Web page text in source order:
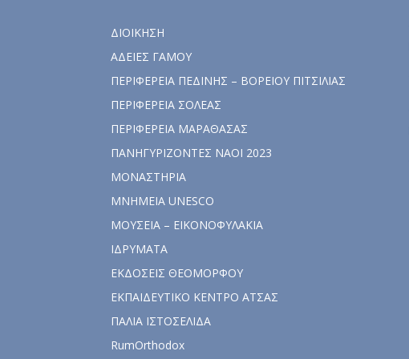
ΔΙΟΙΚΗΣΗ
ΑΔΕΙΕΣ ΓΑΜΟΥ
ΠΕΡΙΦΕΡΕΙΑ ΠΕΔΙΝΗΣ – ΒΟΡΕΙΟΥ ΠΙΤΣΙΛΙΑΣ
ΠΕΡΙΦΕΡΕΙΑ ΣΟΛΕΑΣ
ΠΕΡΙΦΕΡΕΙΑ ΜΑΡΑΘΑΣΑΣ
ΠΑΝΗΓΥΡΙΖΟΝΤΕΣ ΝΑΟΙ 2023
ΜΟΝΑΣΤΗΡΙΑ
ΜΝΗΜΕΙΑ UNESCO
ΜΟΥΣΕΙΑ – ΕΙΚΟΝΟΦΥΛΑΚΙΑ
ΙΔΡΥΜΑΤΑ
ΕΚΔΟΣΕΙΣ ΘΕΟΜΟΡΦΟΥ
ΕΚΠΑΙΔΕΥΤΙΚΟ ΚΕΝΤΡΟ ΑΤΣΑΣ
ΠΑΛΙΑ ΙΣΤΟΣΕΛΙΔΑ
RumOrthodox